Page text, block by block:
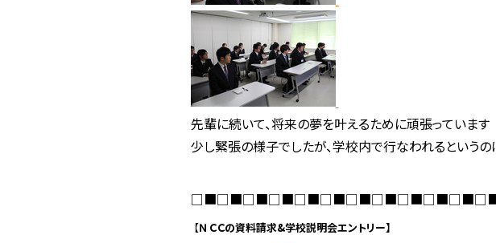
先輩に続いて、将来の夢を叶えるために頑張っています
少し緊張の様子でしたが、学校内で行なわれるという
【ＮＣＣの資料請求&学校説明会エントリー】